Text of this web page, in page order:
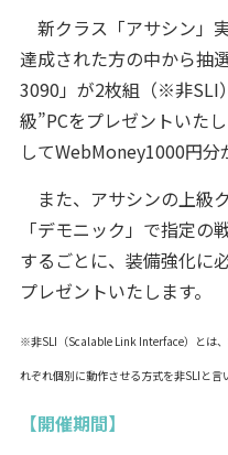
新クラス「アサシン」
達成された方の中から抽
3090」が2枚組（※非SLI
級”PCをプレゼントいた
してWebMoney1000円分
また、アサシンの上級
「デモニック」で指定
するごとに、装備強化に
プレゼントいたします。
※非SLI（Scalable Link Interface）とは
れぞれ個別に動作させる方式を非SLIと言
【開催期間】